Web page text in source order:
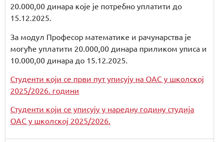
20.000,00 динара које је потребно уплатити до
15.12.2025.
За модул Професор математике и рачунарства је
могуће уплатити 20.000,00 динара приликом уписа и
10.000,00 динара до 15.12.2025.
Студенти који се први пут уписују на ОАС у школској
2025/2026. години
Студенти који се уписују у наредну годину студија
ОАС у школској 2025/2026.